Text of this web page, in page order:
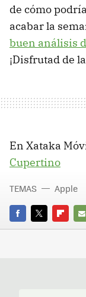
de cómo
acabar la
buen análisis
¡Disfrutad de
En Xataka
Cupertino
FACEBOOK
TWITTER
E-
TEMAS Apple